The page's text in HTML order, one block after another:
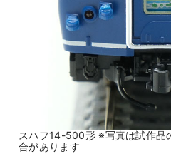
スハフ14-500形 ※写真は試作品
合があります